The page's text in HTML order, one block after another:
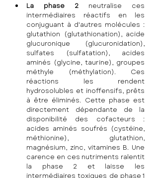
La phase 2 neutralise ces
intermédiaires réactifs en les
conjuguant à d'autres molécules :
glutathion (glutathionation), acide
glucuronique (glucuronidation),
sulfates (sulfatation), acides
aminés (glycine, taurine), groupes
méthyle (méthylation). Ces
réactions les rendent
hydrosolubles et inoffensifs, prêts
à être éliminés. Cette phase est
directement dépendante de la
disponibilité des cofacteurs :
acides aminés soufrés (cystéine,
méthionine), glutathion,
magnésium, zinc, vitamines B. Une
carence en ces nutriments ralentit
la phase 2 et laisse les
intermédiaires toxiques de phase 1